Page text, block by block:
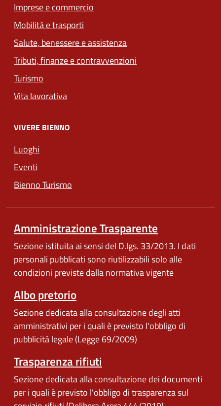
Imprese e commercio
Mobilità e trasporti
Salute, benessere e assistenza
Tributi, finanze e contravvenzioni
Turismo
Vita lavorativa
VIVERE BIENNO
Luoghi
Eventi
Bienno Turismo
Amministrazione Trasparente
Sezione istituita ai sensi del D.lgs. 33/2013. I dati
personali pubblicati sono riutilizzabili solo alle
condizioni previste dalla normativa vigente
Albo pretorio
Sezione dedicata alla consultazione degli atti
amministrativi per i quali è previsto l'obbligo di
pubblicità legale (Legge 69/2009)
Trasparenza rifiuti
Sezione dedicata alla consultazione dei documenti
per i quali è previsto l'obbligo di trasparenza sul